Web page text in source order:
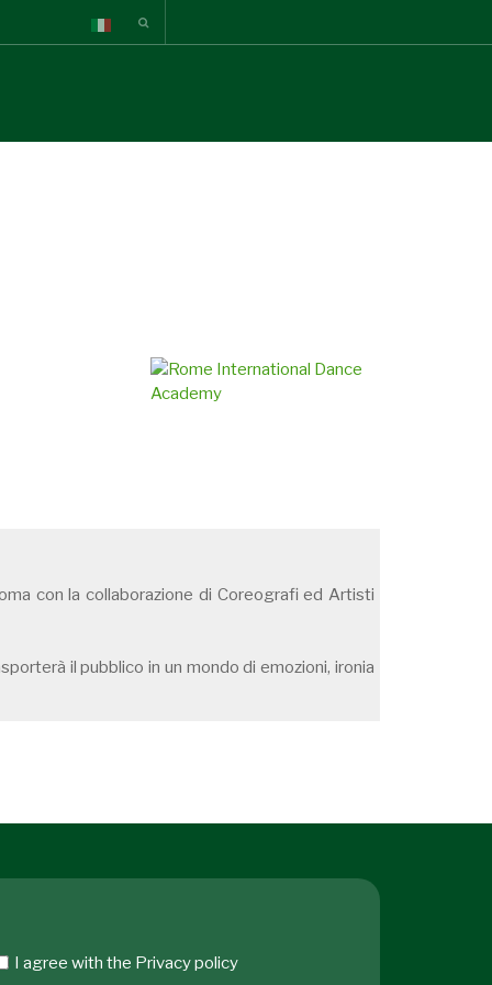
con la collaborazione di Coreografi ed Artisti
il pubblico in un mondo di emozioni, ironia
I agree with the Privacy policy